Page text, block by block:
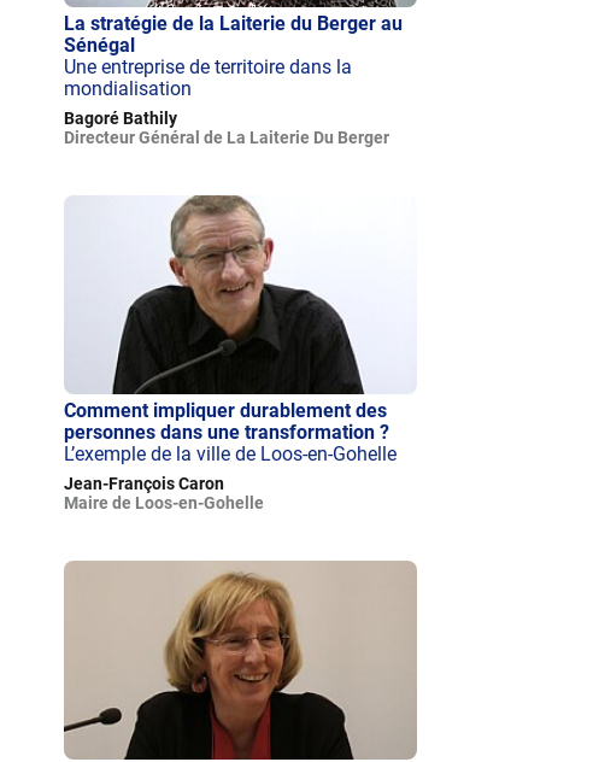
La stratégie de la Laiterie du Berger au
Sénégal
Une entreprise de territoire dans la
mondialisation
Bagoré Bathily
Directeur Général de La Laiterie Du Berger
Comment impliquer durablement des
personnes dans une transformation ?
L’exemple de la ville de Loos-en-Gohelle
Jean-François Caron
Maire de Loos-en-Gohelle